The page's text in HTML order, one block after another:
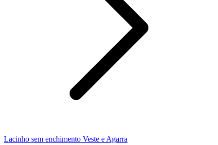
Lacinho sem enchimento Veste e Agarra